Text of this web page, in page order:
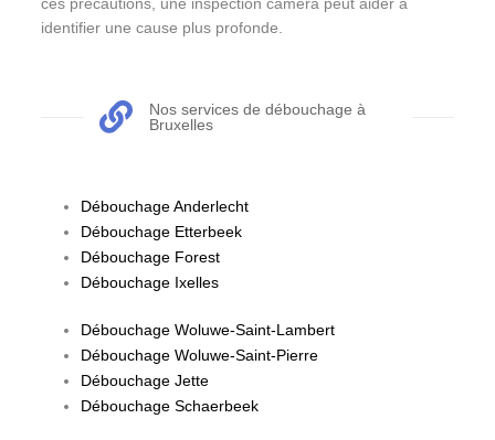
identifier une cause plus profonde.
Nos services de débouchage à
Bruxelles
Débouchage Anderlecht
Débouchage Etterbeek
Débouchage Forest
Débouchage Ixelles
Débouchage Woluwe-Saint-Lambert
Débouchage Woluwe-Saint-Pierre
Débouchage Jette
Débouchage Schaerbeek